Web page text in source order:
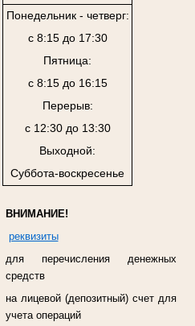
Понедельник - четверг:
с 8:15 до 17:30
Пятница:
с 8:15 до 16:15
Перерыв:
с 12:30 до 13:30
Выходной:
Суббота-воскресенье
ВНИМАНИЕ!
реквизиты
для перечисления денежных
средств
на лицевой (депозитный) счет для
учета операций